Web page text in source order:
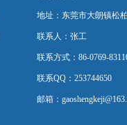
地址：东莞市大朗镇松
联系人：张工
联系方式：86-0769-
联系QQ：253744650
邮箱：